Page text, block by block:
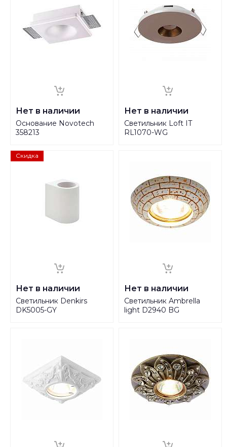
Нет в наличии
Основание Novotech
358213
Нет в наличии
Светильник Loft IT
RL1070-WG
Скидка
Нет в наличии
Светильник Denkirs
DK5005-GY
Нет в наличии
Светильник Ambrella
light D2940 BG